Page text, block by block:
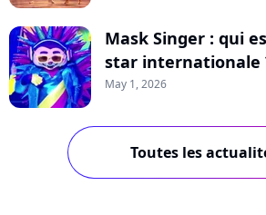
Mask Singer : qui
star internationale
May 1, 2026
Toutes les